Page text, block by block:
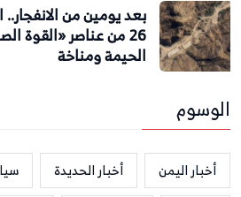
بعد يومين من
26 من عناصر «القوة
الحيمة ومناخة
الوسوم
أخبار اليمن أخبار الحديدة